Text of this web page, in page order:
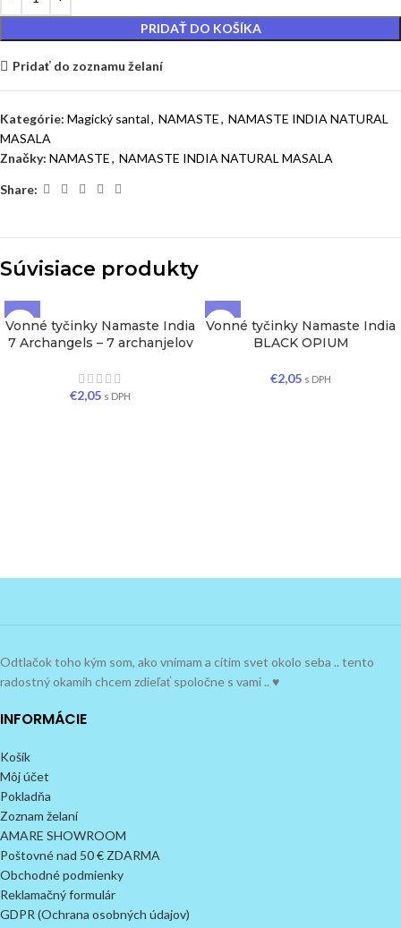
PRIDAŤ DO KOŠÍKA
Pridať do zoznamu želaní
Kategórie: Magický santal, NAMASTE, NAMASTE INDIA NATURAL
MASALA
Značky: NAMASTE, NAMASTE INDIA NATURAL MASALA
Share:
Súvisiace produkty
Vonné tyčinky Namaste India
7 Archangels – 7 archanjelov
€2,05 s DPH
Vonné tyčinky Namaste India
BLACK OPIUM
€2,05 s DPH
Odtlačok toho kým som, ako vnímam a cítim svet okolo seba .. tento
radostný okamih chcem zdieľať spoločne s vami .. ♥
INFORMÁCIE
Košík
Môj účet
Pokladňa
Zoznam želaní
AMARE SHOWROOM
Poštovné nad 50 € ZDARMA
Obchodné podmienky
Reklamačný formulár
GDPR (Ochrana osobných údajov)